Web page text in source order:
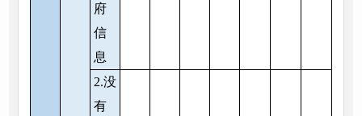
府
信
息
2.没
有